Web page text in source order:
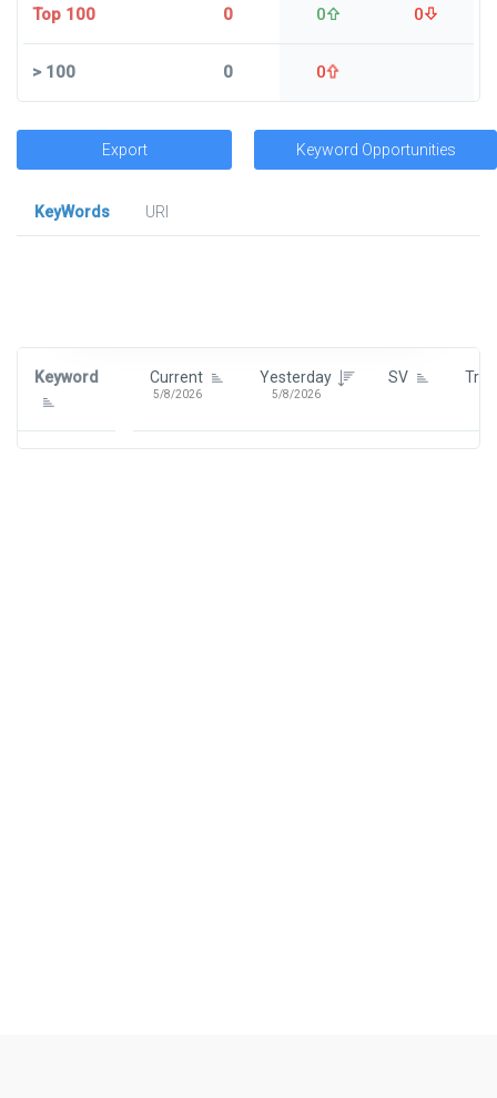
Top 100 0 0 0
>100 0 0
Export Keyword Opportunities
KeyWords
URl
Keyword Current
5/8/2026
Yesterday
5/8/2026
SV